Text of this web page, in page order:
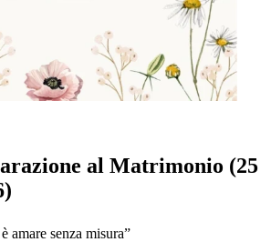
al Matrimonio (25
amare senza misura”